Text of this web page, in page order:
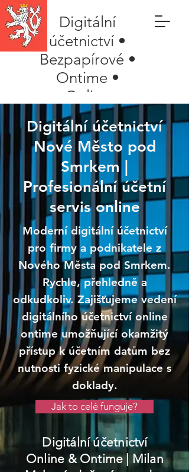
Digitální
účetnictví •
Bezpapírové •
Ontime •
Online
Digitální účetnictví
Nové Město pod
Smrkem |
Profesionální účetní
servis online
Moderní digitální účetnictví
pro firmy a podnikatele z
Nového Města pod Smrkem.
Rychle, přehledně a
odkudkoliv. Zajišťujeme vedení
digitálního účetnictví online
ontime umožňující okamžitý
přístup k účetním datům bez
nutnosti fyzické manipulace s
doklady.
Jak to celé funguje?
Digitální účetnictví
Online & Ontime| Milan